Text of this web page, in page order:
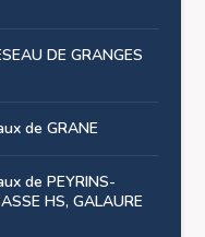
DE GRANGES
de GRANE
de PEYRINS-
HS, GALAURE